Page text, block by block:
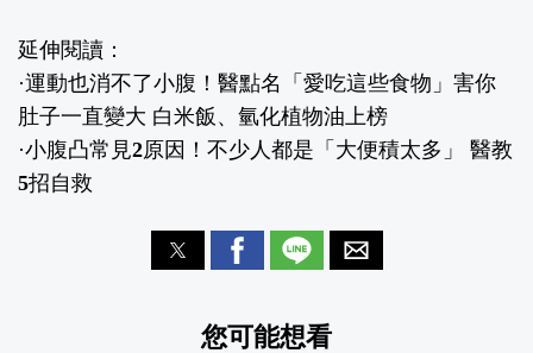
延伸閱讀：
·運動也消不了小腹！醫點名「愛吃這些食物」害你
肚子一直變大 白米飯、氫化植物油上榜
·小腹凸常見2原因！不少人都是「大便積太多」 醫教
5招自救
您可能想看